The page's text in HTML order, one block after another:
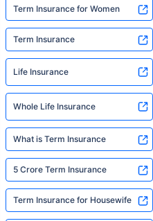
someone to make it
here for."
Term Insurance for Women
Term Insurance
Life Insurance
Whole Life Insurance
What is Term Insurance
5 Crore Term Insurance
Term Insurance for Housewife